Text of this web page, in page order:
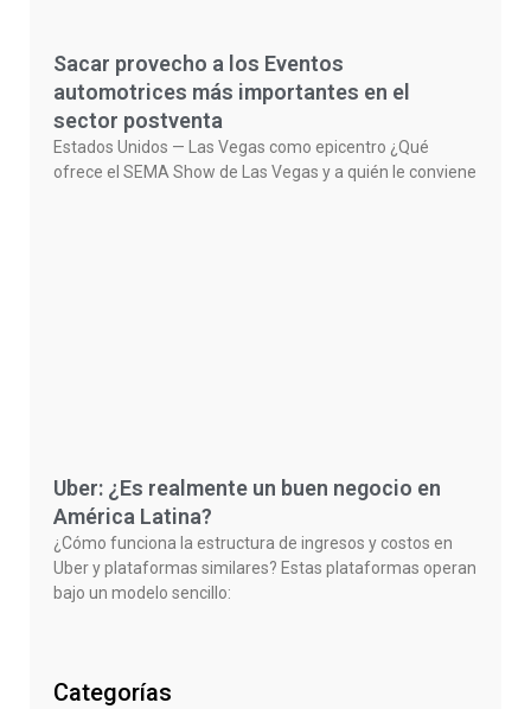
Sacar provecho a los Eventos
automotrices más importantes en el
sector postventa
Estados Unidos — Las Vegas como epicentro ¿Qué
ofrece el SEMA Show de Las Vegas y a quién le conviene
Uber: ¿Es realmente un buen negocio en
América Latina?
¿Cómo funciona la estructura de ingresos y costos en
Uber y plataformas similares? Estas plataformas operan
bajo un modelo sencillo:
Categorías